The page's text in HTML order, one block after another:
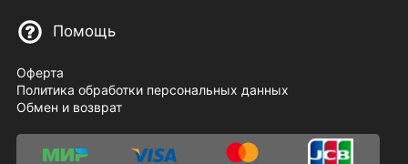
Помощь
Оферта
Политика обработки персональных данных
Обмен и возврат